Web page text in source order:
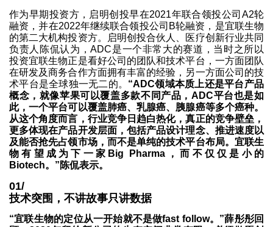
作为早期投资方，启明创投早在2021年联合领投公司A2轮
融资，并在2022年继续联合领投公司B轮融资，是宜联生物
的第二大机构投资方。启明创投合伙人、医疗创新行业共同
负责人陈侃认为，ADC是一个非常大的赛道，当时之所以
投资宜联生物正是看好公司的团队和技术平台，一方面团队
在研发及商务合作方面拥有丰富的经验，另一方面公司的技
术平台是全球独一无二的。 “ADC领域本质上还是平台产品
概念，就像苹果可以覆盖多款不同产品，ADC平台也是如
此，一个平台可以覆盖肺癌、乳腺癌、胰腺癌等多个癌种。
从这个角度而言，行业竞争日趋白热化，真正的竞争壁垒，
更多体现在产品开发层面，包括产品设计理念、推进速度以
及能否抢先占领市场，而不是单纯的技术平台布局。宜联生
物有望成为下一家Big Pharma，而不仅仅是小的
Biotech。”陈侃表示。
01/
技术突围，不讲故事只讲数据
“宜联生物的定位从一开始就不是做fast follow。”薛彤彤回